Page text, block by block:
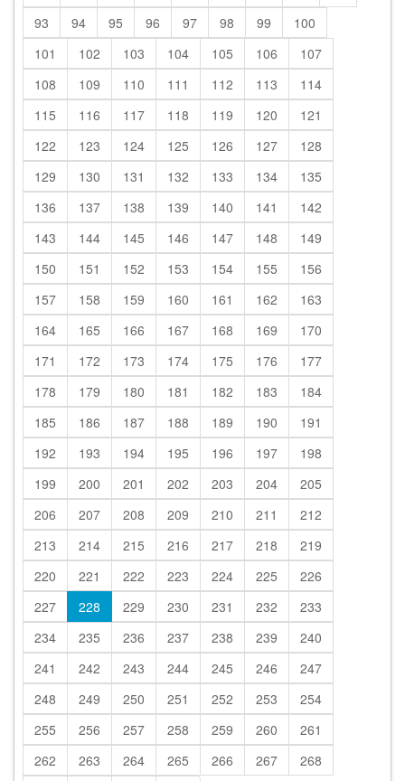
93
94 95 96 97 98 99
100
101
102 103 104 105 106
107
108
109 110 111 112 113
114
115
116 117 118 119 120
121
122
123 124 125 126 127
128
129
130 131 132 133 134
135
136
137 138 139 140 141
142
143
144 145 146 147 148
149
150
151 152 153 154 155
156
157
158 159 160 161 162
163
164
165 166 167 168 169
170
171
172 173 174 175 176
177
178
179 180 181 182 183
184
185
186 187 188 189 190
191
192
193 194 195 196 197
198
199
200 201 202 203 204
205
206
207 208 209 210 211
212
213
214 215 216 217 218
219
220
221 222 223 224 225
226
227
228 229 230 231 232
233
234
235 236 237 238 239
240
241
242 243 244 245 246
247
248
249 250 251 252 253
254
255
256 257 258 259 260
261
262
263 264 265 266 267
268